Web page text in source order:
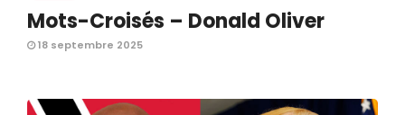
Mots-Croisés – Donald Oliver
18 septembre 2025